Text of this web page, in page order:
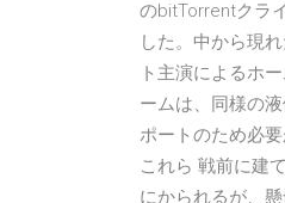
のbitTorrentクラ
した。中から現
ト主演によるホ
ームは、同様の
ポートのため必
これら 戦前に建
にかられるが、